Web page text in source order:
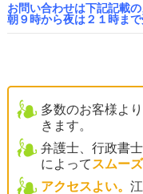
お問い合わせは下記記載
朝９時から夜は２１時まで
多数のお客様より
きます。
弁護士、行政書
によって スムーズ
アクセスよい。